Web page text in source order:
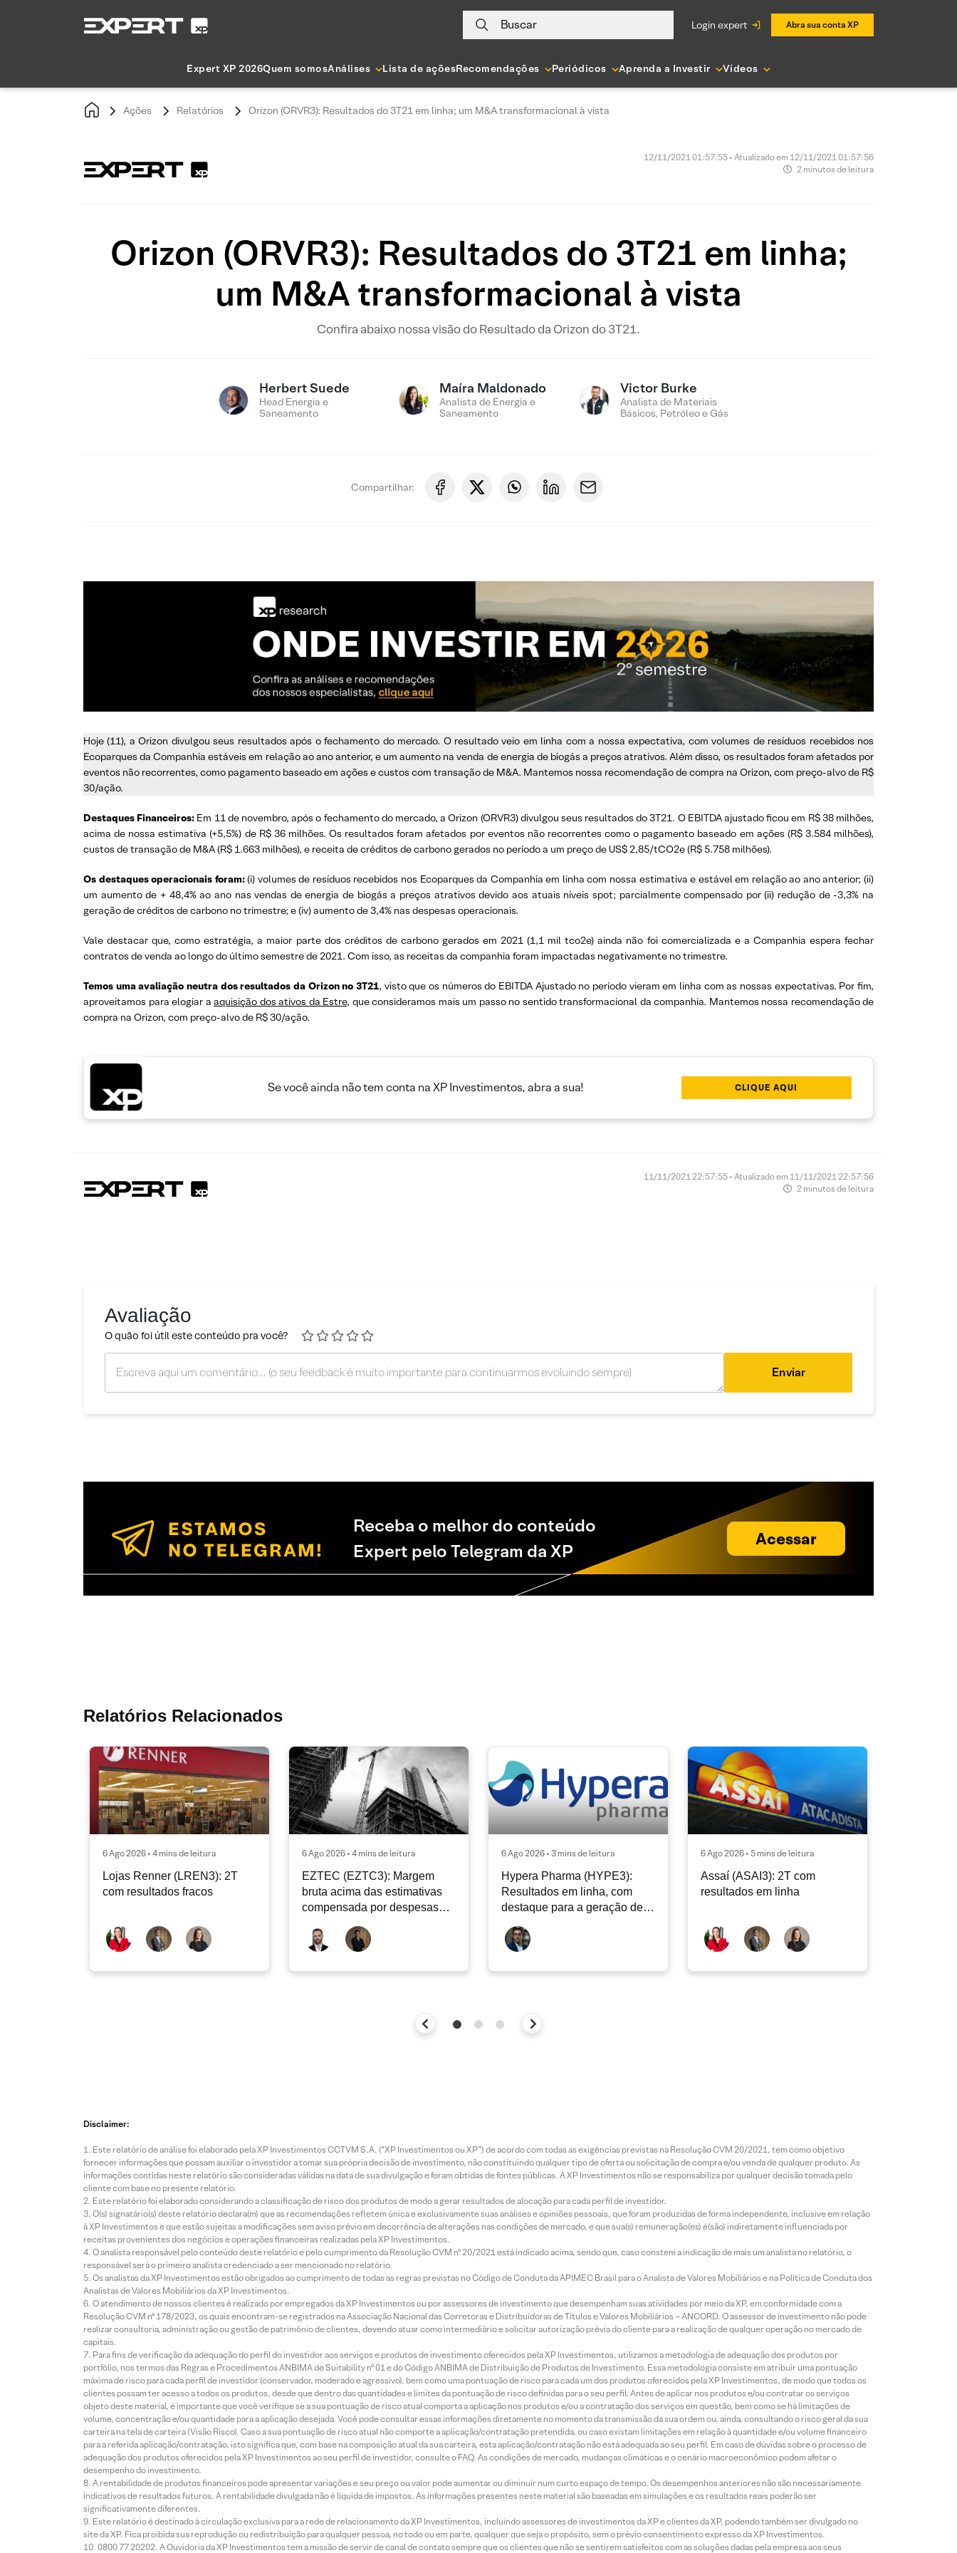
Buscar login expert Abra sua conta XP
Expert XP 2026Quem somosAnálises Lista de açõesRecomendações Periódicos Aprenda a Investir Vídeos
Ações Relatórios Orizon (ORVR3): Resultados do 3T21 em linha; um M&A transformacional à vista
12/11/2021 01:57:55 • Atualizado em 12/11/2021 01:57:56
2 minutos de leitura
Orizon (ORVR3): Resultados do 3T21 em linha;
um M&A transformacional à vista
Confira abaixo nossa visão do Resultado da Orizon do 3T21.
Herbert Suede
Head Energia e
Saneamento
Maíra Maldonado
Analista de Energia e
Saneamento
Victor Burke
Analista de Materiais
Básicos, Petróleo e Gás
Compartilhar:
Hoje (11), a Orizon divulgou seus resultados após o fechamento do mercado. O resultado veio em linha com a nossa expectativa, com volumes de resíduos recebidos nos
Ecoparques da Companhia estáveis em relação ao ano anterior, e um aumento na venda de energia de biogás a preços atrativos. Além disso, os resultados foram afetados por
eventos não recorrentes, como pagamento baseado em ações e custos com transação de M&A. Mantemos nossa recomendação de compra na Orizon, com preço-alvo de R$
30/ação.
Destaques Financeiros: Em 11 de novembro, após o fechamento do mercado, a Orizon (ORVR3) divulgou seus resultados do 3T21. O EBITDA ajustado ficou em R$ 38 milhões,
acima de nossa estimativa (+5,5%) de R$ 36 milhões. Os resultados foram afetados por eventos não recorrentes como o pagamento baseado em ações (R$ 3.584 milhões),
custos de transação de M&A (R$ 1.663 milhões), e receita de créditos de carbono gerados no período a um preço de US$ 2,85/tCO2e (R$ 5.758 milhões).
Os destaques operacionais foram:(i) volumes de resíduos recebidos nos Ecoparques da Companhia em linha com nossa estimativa e estável em relação ao ano anterior; (ii)
um aumento de + 48,4% ao ano nas vendas de energia de biogás a preços atrativos devido aos atuais níveis spot; parcialmente compensado por (ii) redução de -3,3% na
geração de créditos de carbono no trimestre; e (iv) aumento de 3,4% nas despesas operacionais.
Vale destacar que, como estratégia, a maior parte dos créditos de carbono gerados em 2021 (1,1 mil tco2e) ainda não foi comercializada e a Companhia espera fechar
contratos de venda ao longo do último semestre de 2021. Com isso, as receitas da companhia foram impactadas negativamente no trimestre.
Temos uma avaliação neutra dos resultados da Orizon no 3T21, visto que os números do EBITDA Ajustado no período vieram em linha com as nossas expectativas. Por fim,
aproveitamos para elogiar a aquisição dos ativos da Estre, que consideramos mais um passo no sentido transformacional da companhia. Mantemos nossa recomendação de
compra na Orizon, com preço-alvo de R$ 30/ação.
Se você ainda não tem conta na XP Investimentos, abra a sua! CLIQUE AQUI
11/11/2021 22:57:55 • Atualizado em 11/11/2021 22:57:56
2 minutos de leitura
Avaliação
O quão foi útil este conteúdo pra você?
Enviar
Receba o melhor do conteúdo
Expert pelo Telegram da XP
Acessar
Relatórios Relacionados
6 Ago 2026 • 4 mins de leitura
Lojas Renner (LREN3): 2T
com resultados fracos
6 Ago 2026 • 4 mins de leitura
EZTEC (EZTC3): Margem
bruta acima das estimativas
compensada por despesas
operacionais mais fracas
6 Ago 2026 • 3 mins de leitura
Hypera Pharma (HYPE3):
Resultados em linha, com
destaque para a geração de
caixa
6 Ago 2026 • 5 mins de leitura
Assaí (ASAI3): 2T com
resultados em linha
Disclaimer:
Este relatório de análise foi elaborado pela XP Investimentos CCTVM S.A. (“XP Investimentos ou XP”) de acordo com todas as exigências previstas na Resolução CVM 20/2021, tem como objetivo
fornecer informações que possam auxiliar o investidor a tomar sua própria decisão de investimento, não constituindo qualquer tipo de oferta ou solicitação de compra e/ou venda de qualquer produto. As
informações contidas neste relatório são consideradas válidas na data de sua divulgação e foram obtidas de fontes públicas. A XP Investimentos não se responsabiliza por qualquer decisão tomada pelo
cliente com base no presente relatório.
Este relatório foi elaborado considerando a classificação de risco dos produtos de modo a gerar resultados de alocação para cada perfil de investidor.
O(s) signatário(s) deste relatório declara(m) que as recomendações refletem única e exclusivamente suas análises e opiniões pessoais, que foram produzidas de forma independente, inclusive em relação
à XP Investimentos e que estão sujeitas a modificações sem aviso prévio em decorrência de alterações nas condições de mercado, e que sua(s) remuneração(es) é(são) indiretamente influenciada por
receitas provenientes dos negócios e operações financeiras realizadas pela XP Investimentos.
O analista responsável pelo conteúdo deste relatório e pelo cumprimento da Resolução CVM nº 20/2021 está indicado acima, sendo que, caso constem a indicação de mais um analista no relatório, o
responsável será o primeiro analista credenciado a ser mencionado no relatório.
Os analistas da XP Investimentos estão obrigados ao cumprimento de todas as regras previstas no Código de Conduta da APIMEC Brasil para o Analista de Valores Mobiliários e na Política de Conduta dos
Analistas de Valores Mobiliários da XP Investimentos.
O atendimento de nossos clientes é realizado por empregados da XP Investimentos ou por assessores de investimento que desempenham suas atividades por meio da XP, em conformidade com a
Resolução CVM nº 178/2023, os quais encontram-se registrados na Associação Nacional das Corretoras e Distribuidoras de Títulos e Valores Mobiliários – ANCORD. O assessor de investimento não pode
realizar consultoria, administração ou gestão de patrimônio de clientes, devendo atuar como intermediário e solicitar autorização prévia do cliente para a realização de qualquer operação no mercado de
capitais.
Para fins de verificação da adequação do perfil do investidor aos serviços e produtos de investimento oferecidos pela XP Investimentos, utilizamos a metodologia de adequação dos produtos por
portfólio, nos termos das Regras e Procedimentos ANBIMA de Suitability nº 01 e do Código ANBIMA de Distribuição de Produtos de Investimento. Essa metodologia consiste em atribuir uma pontuação
máxima de risco para cada perfil de investidor (conservador, moderado e agressivo), bem como uma pontuação de risco para cada um dos produtos oferecidos pela XP Investimentos, de modo que todos os
clientes possam ter acesso a todos os produtos, desde que dentro das quantidades e limites da pontuação de risco definidas para o seu perfil. Antes de aplicar nos produtos e/ou contratar os serviços
objeto deste material, é importante que você verifique se a sua pontuação de risco atual comporta a aplicação nos produtos e/ou a contratação dos serviços em questão, bem como se há limitações de
volume, concentração e/ou quantidade para a aplicação desejada. Você pode consultar essas informações diretamente no momento da transmissão da sua ordem ou, ainda, consultando o risco geral da sua
carteira na tela de carteira (Visão Risco). Caso a sua pontuação de risco atual não comporte a aplicação/contratação pretendida, ou caso existam limitações em relação à quantidade e/ou volume financeiro
para a referida aplicação/contratação, isto significa que, com base na composição atual da sua carteira, esta aplicação/contratação não está adequada ao seu perfil. Em caso de dúvidas sobre o processo de
adequação dos produtos oferecidos pela XP Investimentos ao seu perfil de investidor, consulte o FAQ. As condições de mercado, mudanças climáticas e o cenário macroeconômico podem afetar o
desempenho do investimento.
A rentabilidade de produtos financeiros pode apresentar variações e seu preço ou valor pode aumentar ou diminuir num curto espaço de tempo. Os desempenhos anteriores não são necessariamente
indicativos de resultados futuros. A rentabilidade divulgada não é líquida de impostos. As informações presentes neste material são baseadas em simulações e os resultados reais poderão ser
significativamente diferentes.
Este relatório é destinado à circulação exclusiva para a rede de relacionamento da XP Investimentos, incluindo assessores de investimentos da XP e clientes da XP, podendo também ser divulgado no
site da XP. Fica proibida sua reprodução ou redistribuição para qualquer pessoa, no todo ou em parte, qualquer que seja o propósito, sem o prévio consentimento expresso da XP Investimentos.
0800 77 20202. A Ouvidoria da XP Investimentos tem a missão de servir de canal de contato sempre que os clientes que não se sentirem satisfeitos com as soluções dadas pela empresa aos seus